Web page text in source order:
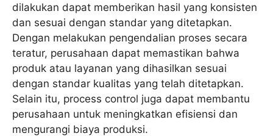
dilakukan dapat memberikan hasil yang konsisten
dan sesuai dengan standar yang ditetapkan.
Dengan melakukan pengendalian proses secara
teratur, perusahaan dapat memastikan bahwa
produk atau layanan yang dihasilkan sesuai
dengan standar kualitas yang telah ditetapkan.
Selain itu, process control juga dapat membantu
perusahaan untuk meningkatkan efisiensi dan
mengurangi biaya produksi.